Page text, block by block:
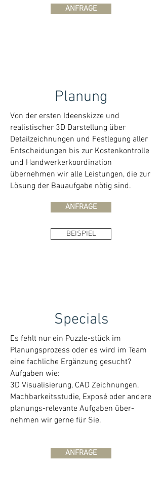
ANFRAGE
Planung
Von der ersten Ideenskizze und
realistischer 3D Darstellung über
Detailzeichnungen und Festlegung aller
Entscheidungen bis zur Kostenkontrolle
und Handwerkerkoordination
übernehmen wir alle Leistungen, die zur
Lösung der Bauaufgabe nötig sind.
ANFRAGE
BEISPIEL
Specials
Es fehlt nur ein Puzzle-stück im
Planungsprozess oder es wird im Team
eine fachliche Ergänzung gesucht?
Aufgaben wie:
3D Visualisierung, CAD Zeichnungen,
Machbarkeitsstudie, Exposé oder andere
planungs-relevante Aufgaben über-
nehmen wir gerne für Sie.
ANFRAGE